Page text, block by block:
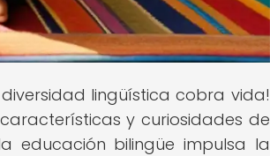
lingüística cobra vida!
y curiosidades de
educación bilingüe impulsa la